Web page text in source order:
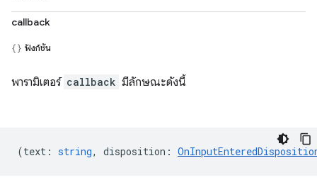
callback
ฟังก์ชัน
พารามิเตอร์ callback มีลักษณะดังนี้
(text : string, disposition :